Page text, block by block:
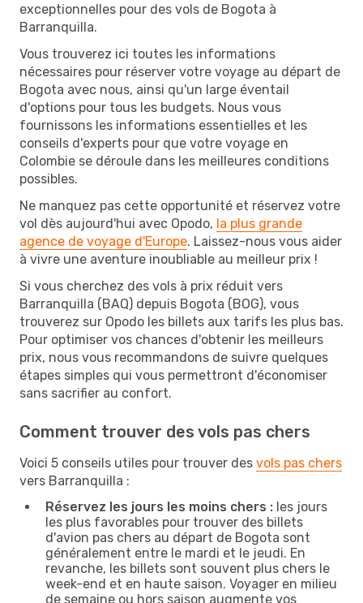
exceptionnelles pour des vols de Bogota à
Barranquilla.
Vous trouverez ici toutes les informations
nécessaires pour réserver votre voyage au départ de
Bogota avec nous, ainsi qu'un large éventail
d'options pour tous les budgets. Nous vous
fournissons les informations essentielles et les
conseils d'experts pour que votre voyage en
Colombie se déroule dans les meilleures conditions
possibles.
Ne manquez pas cette opportunité et réservez votre
vol dès aujourd'hui avec Opodo, la plus grande
agence de voyage d'Europe. Laissez-nous vous aider
à vivre une aventure inoubliable au meilleur prix !
Si vous cherchez des vols à prix réduit vers
Barranquilla (BAQ) depuis Bogota (BOG), vous
trouverez sur Opodo les billets aux tarifs les plus bas.
Pour optimiser vos chances d'obtenir les meilleurs
prix, nous vous recommandons de suivre quelques
étapes simples qui vous permettront d'économiser
sans sacrifier au confort.
Comment trouver des vols pas chers
Voici 5 conseils utiles pour trouver des vols pas chers
vers Barranquilla :
Réservez les jours les moins chers : les jours
les plus favorables pour trouver des billets
d'avion pas chers au départ de Bogota sont
généralement entre le mardi et le jeudi. En
revanche, les billets sont souvent plus chers le
week-end et en haute saison. Voyager en milieu
de semaine ou hors saison augmente vos